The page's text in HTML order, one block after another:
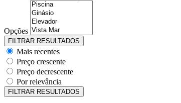
Opções
Mais recentes
Preço crescente
Preço decrescente
Por relevância